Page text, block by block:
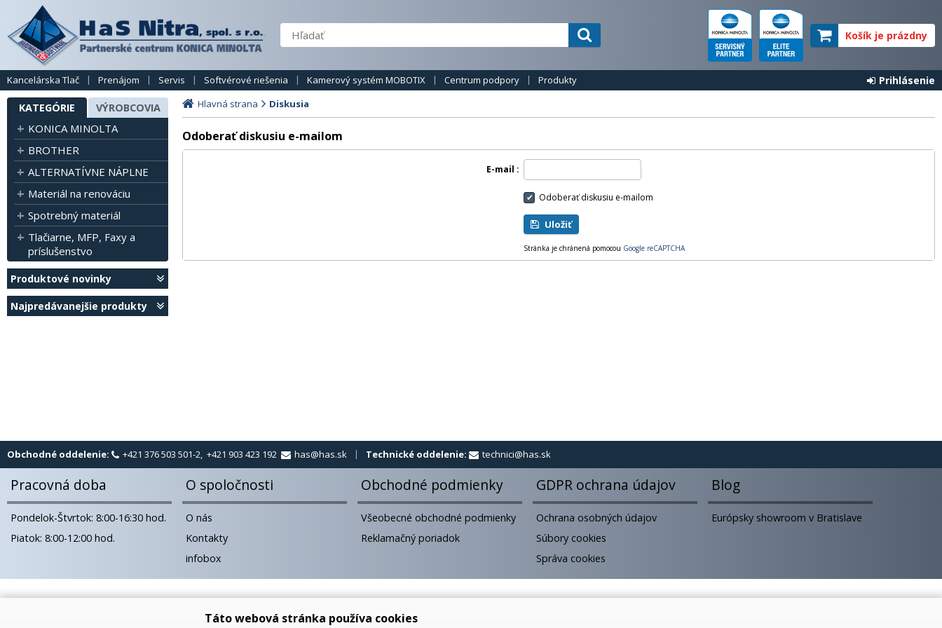
Košík je prázdny
Kancelárska Tlač Prenájom Servis Softvérové riešenia Kamerový systém MOBOTIX Centrum podpory Produkty Prihlásenie
KATEGÓRIE VÝROBCOVIA
KONICA MINOLTA
BROTHER
ALTERNATÍVNE NÁPLNE
Materiál na renováciu
Spotrebný materiál
Tlačiarne, MFP, Faxy a
príslušenstvo
Produktové novinky
Najpredávanejšie produkty
Hlavná strana Diskusia
Odoberať diskusiu e-mailom
E-mail
Odoberať diskusiu e-mailom
Uložiť
Stránka je chránená pomocou Google reCAPTCHA
Obchodné oddelenie: +421 376 503 501-2, +421 903 423 192 has@has.sk Technické oddelenie: technici@has.sk
Pracovná doba
Pondelok-Štvrtok: 8:00-16:30 hod.
Piatok: 8:00-12:00 hod.
O spoločnosti
O nás
Kontakty
infobox
Obchodné podmienky
Všeobecné obchodné podmienky
Reklamačný poriadok
GDPR ochrana údajov
Ochrana osobných údajov
Súbory cookies
Správa cookies
Blog
Európsky showroom v Bratislave
Táto webová stránka používa cookies